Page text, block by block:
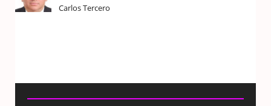
Carlos Tercero